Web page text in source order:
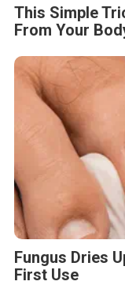
This Simple
From Your
Fungus Dries
First Use